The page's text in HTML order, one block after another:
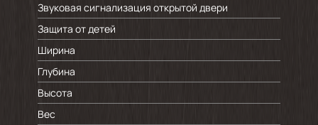
Звуковая сигнализация открытой двери
Защита от детей
Ширина
Глубина
Высота
Вес